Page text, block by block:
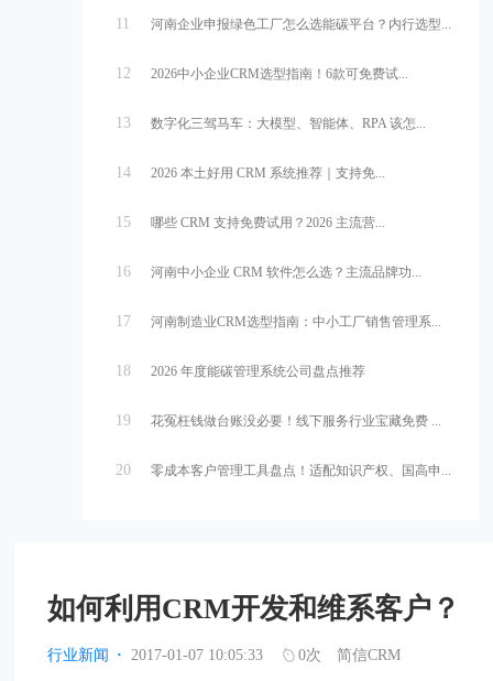
11 河南企业申报绿色工厂怎么选能碳平台？内行选型...
12 2026中小企业CRM选型指南！6款可免费试...
13 数字化三驾马车：大模型、智能体、RPA 该怎...
14 2026 本土好用 CRM 系统推荐｜支持免...
15 哪些 CRM 支持免费试用？2026 主流营...
16 河南中小企业 CRM 软件怎么选？主流品牌功...
17 河南制造业CRM选型指南：中小工厂销售管理系...
18 2026 年度能碳管理系统公司盘点推荐
19 花冤枉钱做台账没必要！线下服务行业宝藏免费 ...
20 零成本客户管理工具盘点！适配知识产权、国高申...
如何利用CRM开发和维系客户？
行业新闻 · 2017-01-07 10:05:33 0次 简信CRM